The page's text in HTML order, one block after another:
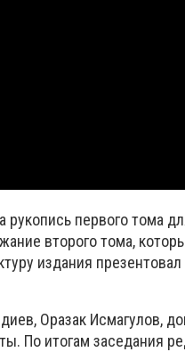
первого тома
второго тома,
издания презентовал
Оразак Исмагулов,
По итогам заседания